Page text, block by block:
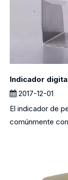
Indicador
2017-12-01
El indicador de
comúnmente